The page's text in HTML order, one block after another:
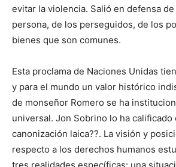
evitar la violencia. Salió en defensa
persona, de los perseguidos, de los
bienes que son comunes.
Esta proclama de Naciones Unidas
y para el mundo un valor histórico
de monseñor Romero se ha
universal. Jon Sobrino lo ha calificado
canonización laica??. La visión y
respecto a los derechos humanos